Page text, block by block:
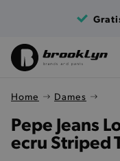
Home Dames
Pepe Jeans
ecru Striped